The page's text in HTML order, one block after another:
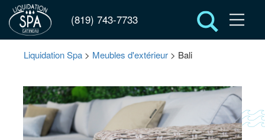
(819) 743-7733
Liquidation Spa > Meubles d'extérieur > Bali